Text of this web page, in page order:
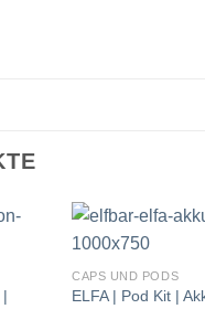
|
CAPS UND PODS
ELFA | Pod Kit |